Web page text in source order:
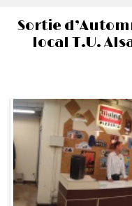
Sortie
local T.U.